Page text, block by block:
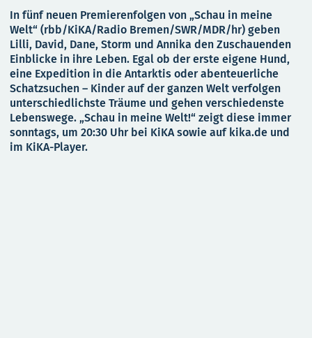
In fünf neuen Premierenfolgen von „Schau in meine
Welt“ (rbb/KiKA/Radio Bremen/SWR/MDR/hr) geben
Lilli, David, Dane, Storm und Annika den Zuschauenden
Einblicke in ihre Leben. Egal ob der erste eigene Hund,
eine Expedition in die Antarktis oder abenteuerliche
Schatzsuchen – Kinder auf der ganzen Welt verfolgen
unterschiedlichste Träume und gehen verschiedenste
Lebenswege. „Schau in meine Welt!“ zeigt diese immer
sonntags, um 20:30 Uhr bei KiKA sowie auf kika.de und
im KiKA-Player.